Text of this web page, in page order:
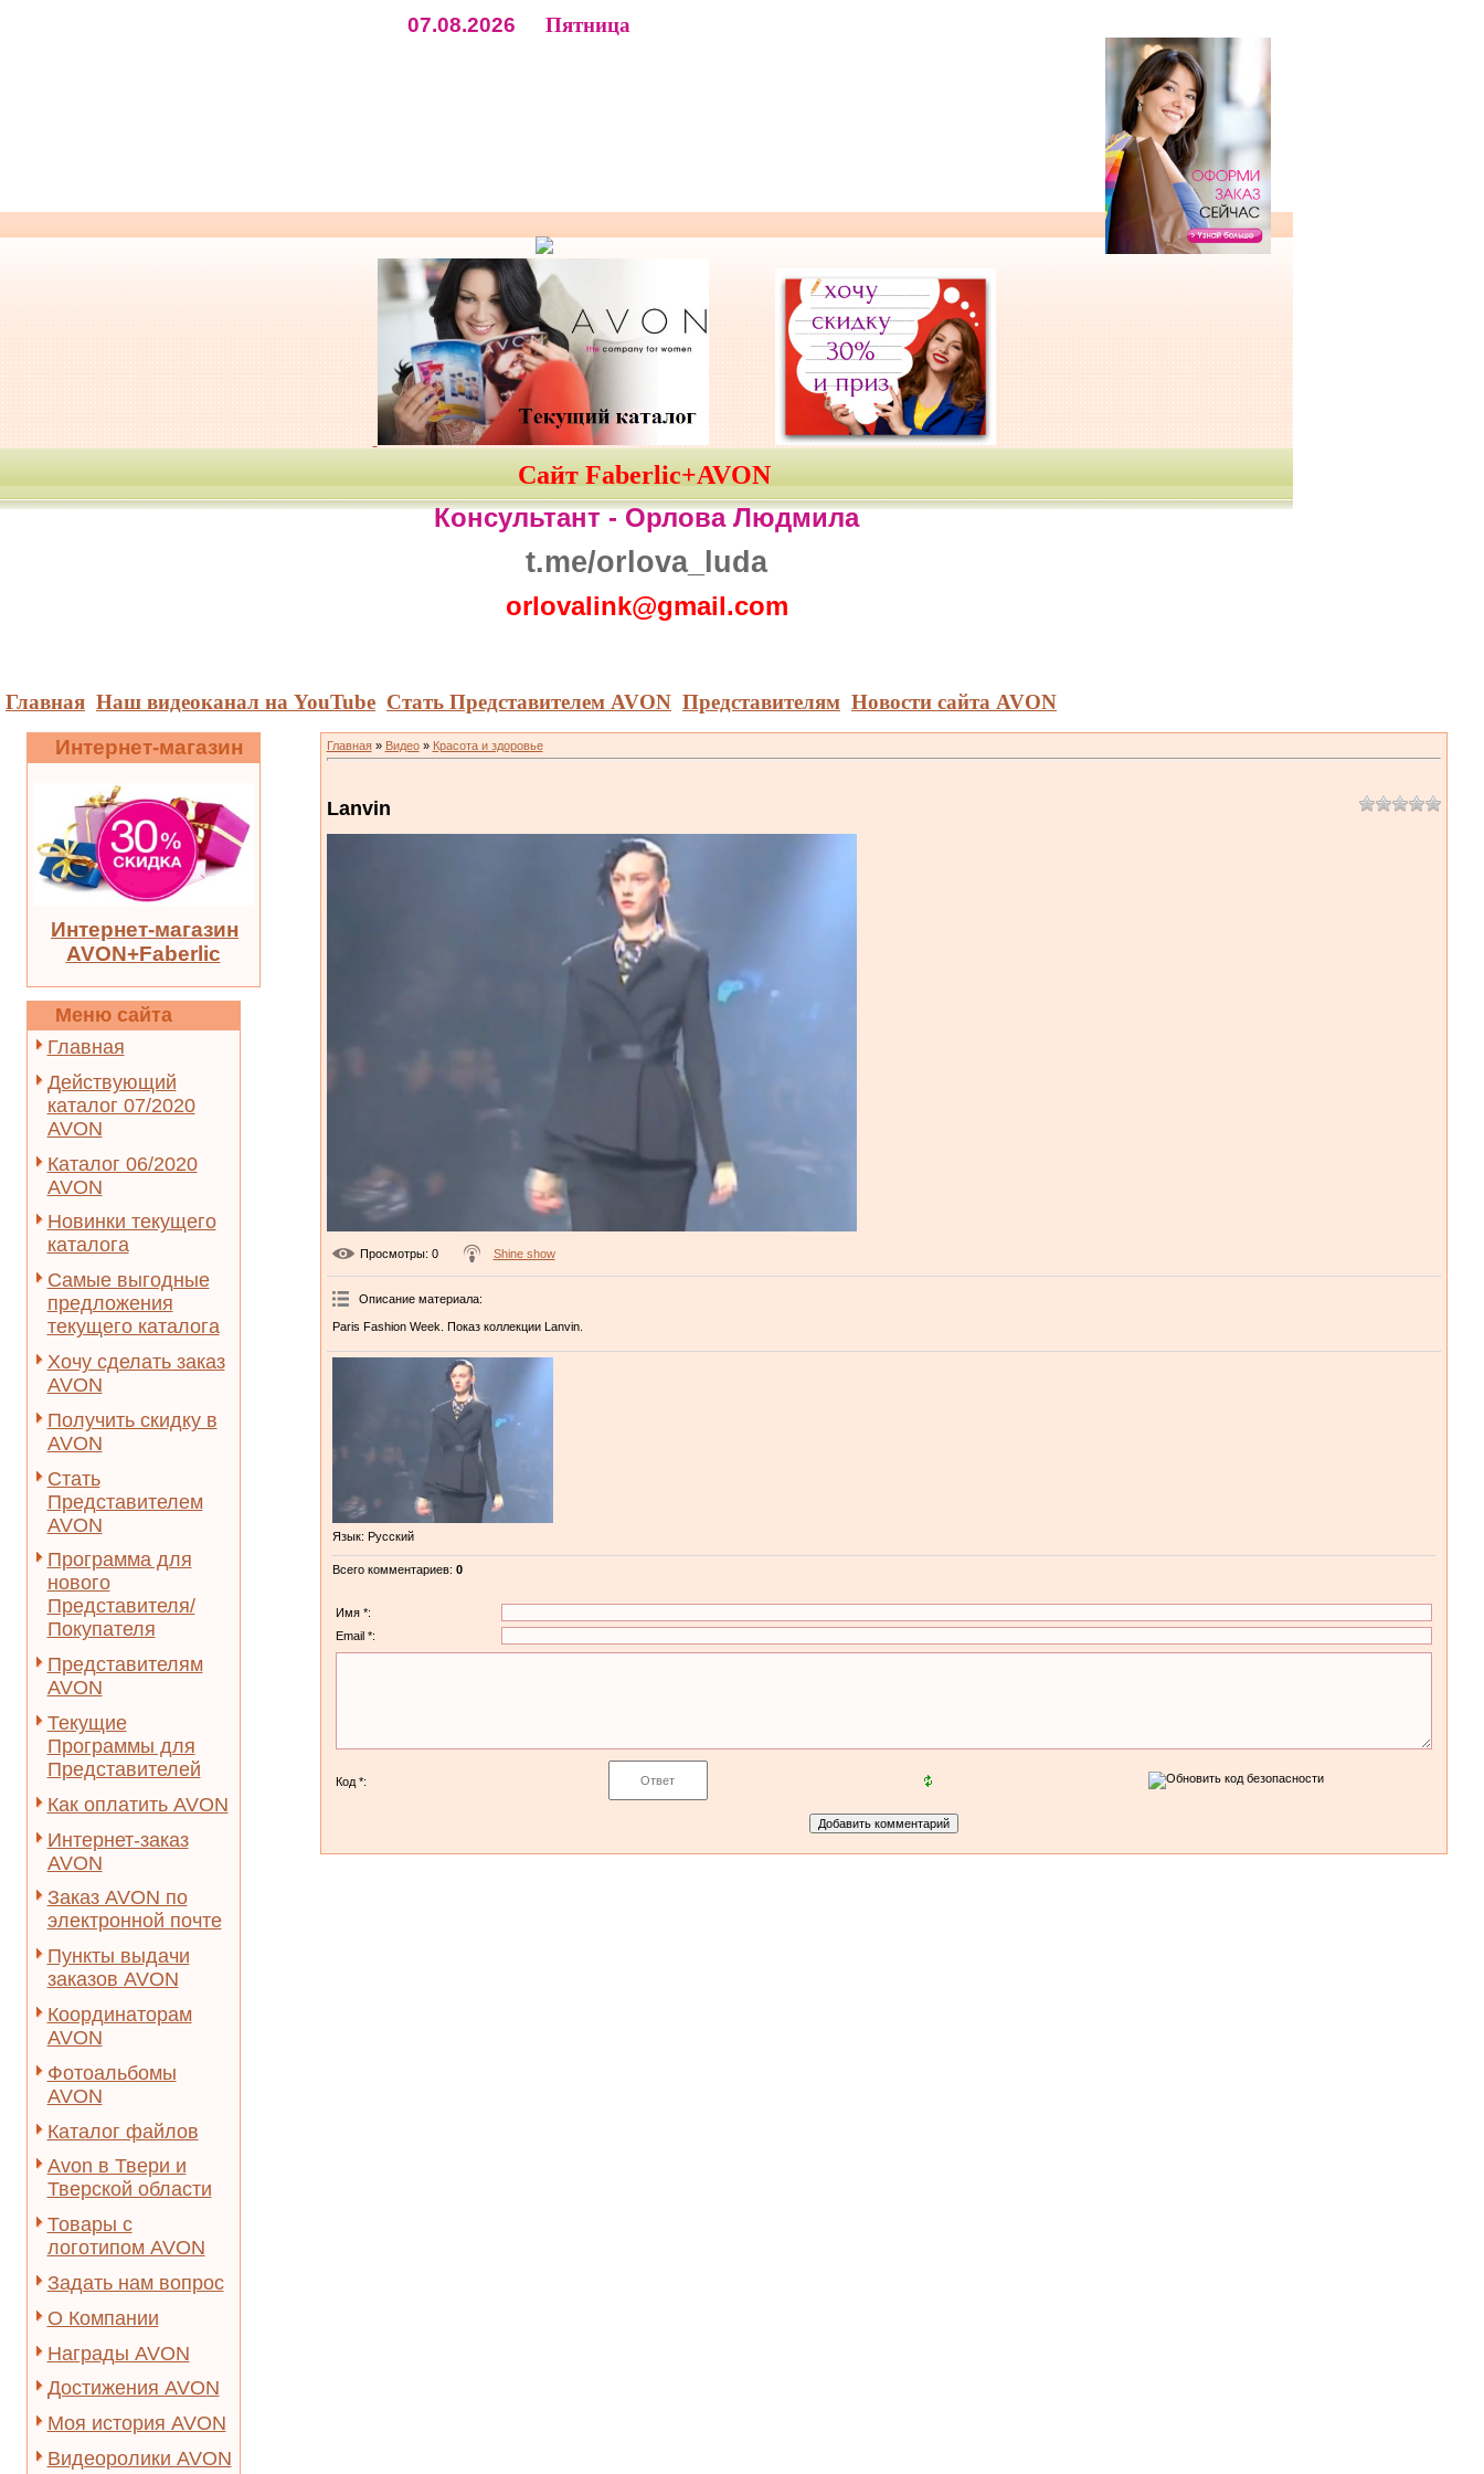
07.08.2026 Пятница
Сайт Faberlic+AVON
Консультант -Орлова Людмила
t.me/orlova_luda
orlovalink@gmail.com
Главная Наш видеоканал на YouTube Стать Представителем AVON Представителям Новости сайта AVON
Интернет-магазин
Интернет-магазин
AVON+Faberlic
Меню сайта
Главная
Действующий
каталог 07/2020
AVON
Каталог 06/2020
AVON
Новинки текущего
каталога
Самые выгодные
предложения
текущего каталога
Хочу сделать заказ
AVON
Получить скидку в
AVON
Стать
Представителем
AVON
Программа для
нового
Представителя/
Покупателя
Представителям
AVON
Текущие
Программы для
Представителей
Как оплатить AVON
Интернет-заказ
AVON
Заказ AVON по
электронной почте
Пункты выдачи
заказов AVON
Координаторам
AVON
Фотоальбомы
AVON
Каталог файлов
Avon в Твери и
Тверской области
Товары с
логотипом AVON
Задать нам вопрос
О Компании
Награды AVON
Достижения AVON
Моя история AVON
Видеоролики AVON
Главная» Видео» Красота и здоровье
Lanvin
Просмотры: 0 Shine show
Описание материала:
Paris Fashion Week. Показ коллекции Lanvin.
Язык: Русский
Всего комментариев: 0
Имя *:
Email *:
Код *: